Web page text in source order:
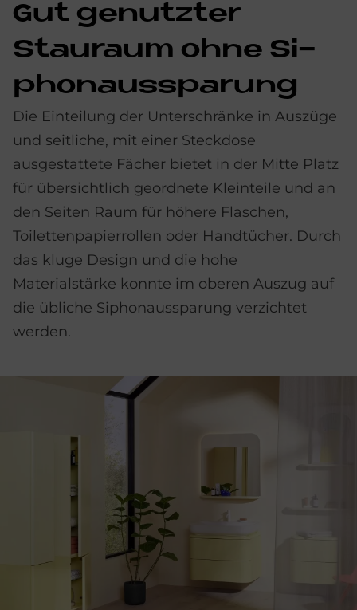
Gut ge­nutz­ter
Stau­raum ohne Si­
phon­aus­spa­rung
Die Einteilung der Unterschränke in Auszüge
und seitliche, mit einer Steckdose
ausgestattete Fächer bietet in der Mitte Platz
für übersichtlich geordnete Kleinteile und an
den Seiten Raum für höhere Flaschen,
Toilettenpapierrollen oder Handtücher. Durch
das kluge Design und die hohe
Materialstärke konnte im oberen Auszug auf
die übliche Siphonaussparung verzichtet
werden.